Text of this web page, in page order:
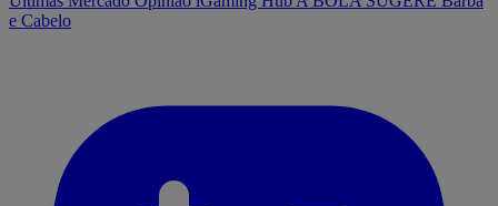
e Cabelo